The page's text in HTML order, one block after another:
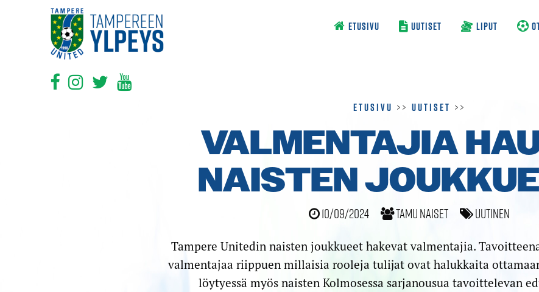
ETUSIVU UUTISET LIPUT
Etusivu >> Uutiset >>
VALMENTAJIA
NAISTEN
10/09/2024 TamU naiset Uutinen
Tampere Unitedin naisten joukkueet hakevat valmentajia.
valmentajaa riippuen millaisia rooleja tulijat ovat halukkaita
löytyessä myös naisten Kolmosessa sarjanousua tavoittelevan